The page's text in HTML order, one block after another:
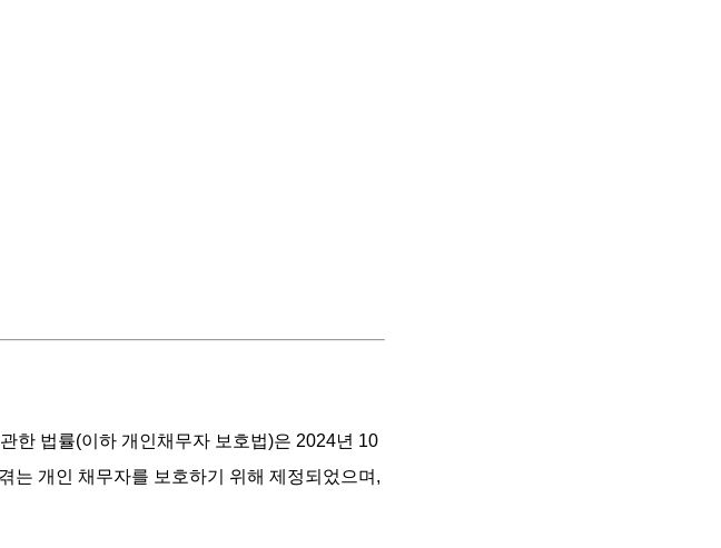
한 법률(이하 개인채무자 보호법)은 2024년 10
는 개인 채무자를 보호하기 위해 제정되었으며,